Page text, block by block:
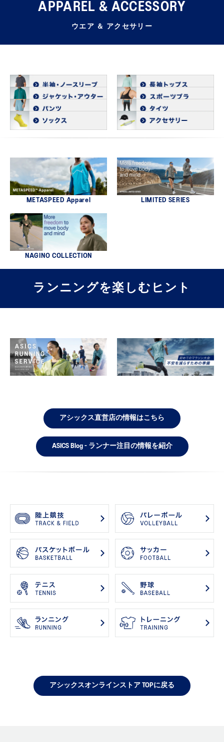
APPAREL & ACCESSORY
ウエア ＆ アクセサリー
METASPEED Apparel LIMITED SERIES
NAGINO COLLECTION
ランニングを楽しむヒント
アシックス直営店の情報はこちら
ASICS Blog - ランナー注目の情報を紹介
アシックスオンラインストア TOPに戻る